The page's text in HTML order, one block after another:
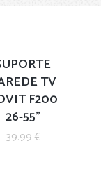
TV
F200
26-55”
39.99 €